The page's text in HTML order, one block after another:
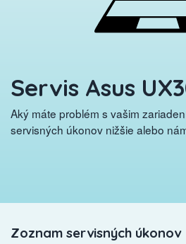
Servis Asus
Aký máte problém s vašim
servisných úkonov nižšie alebo
Zoznam servisných úkonov